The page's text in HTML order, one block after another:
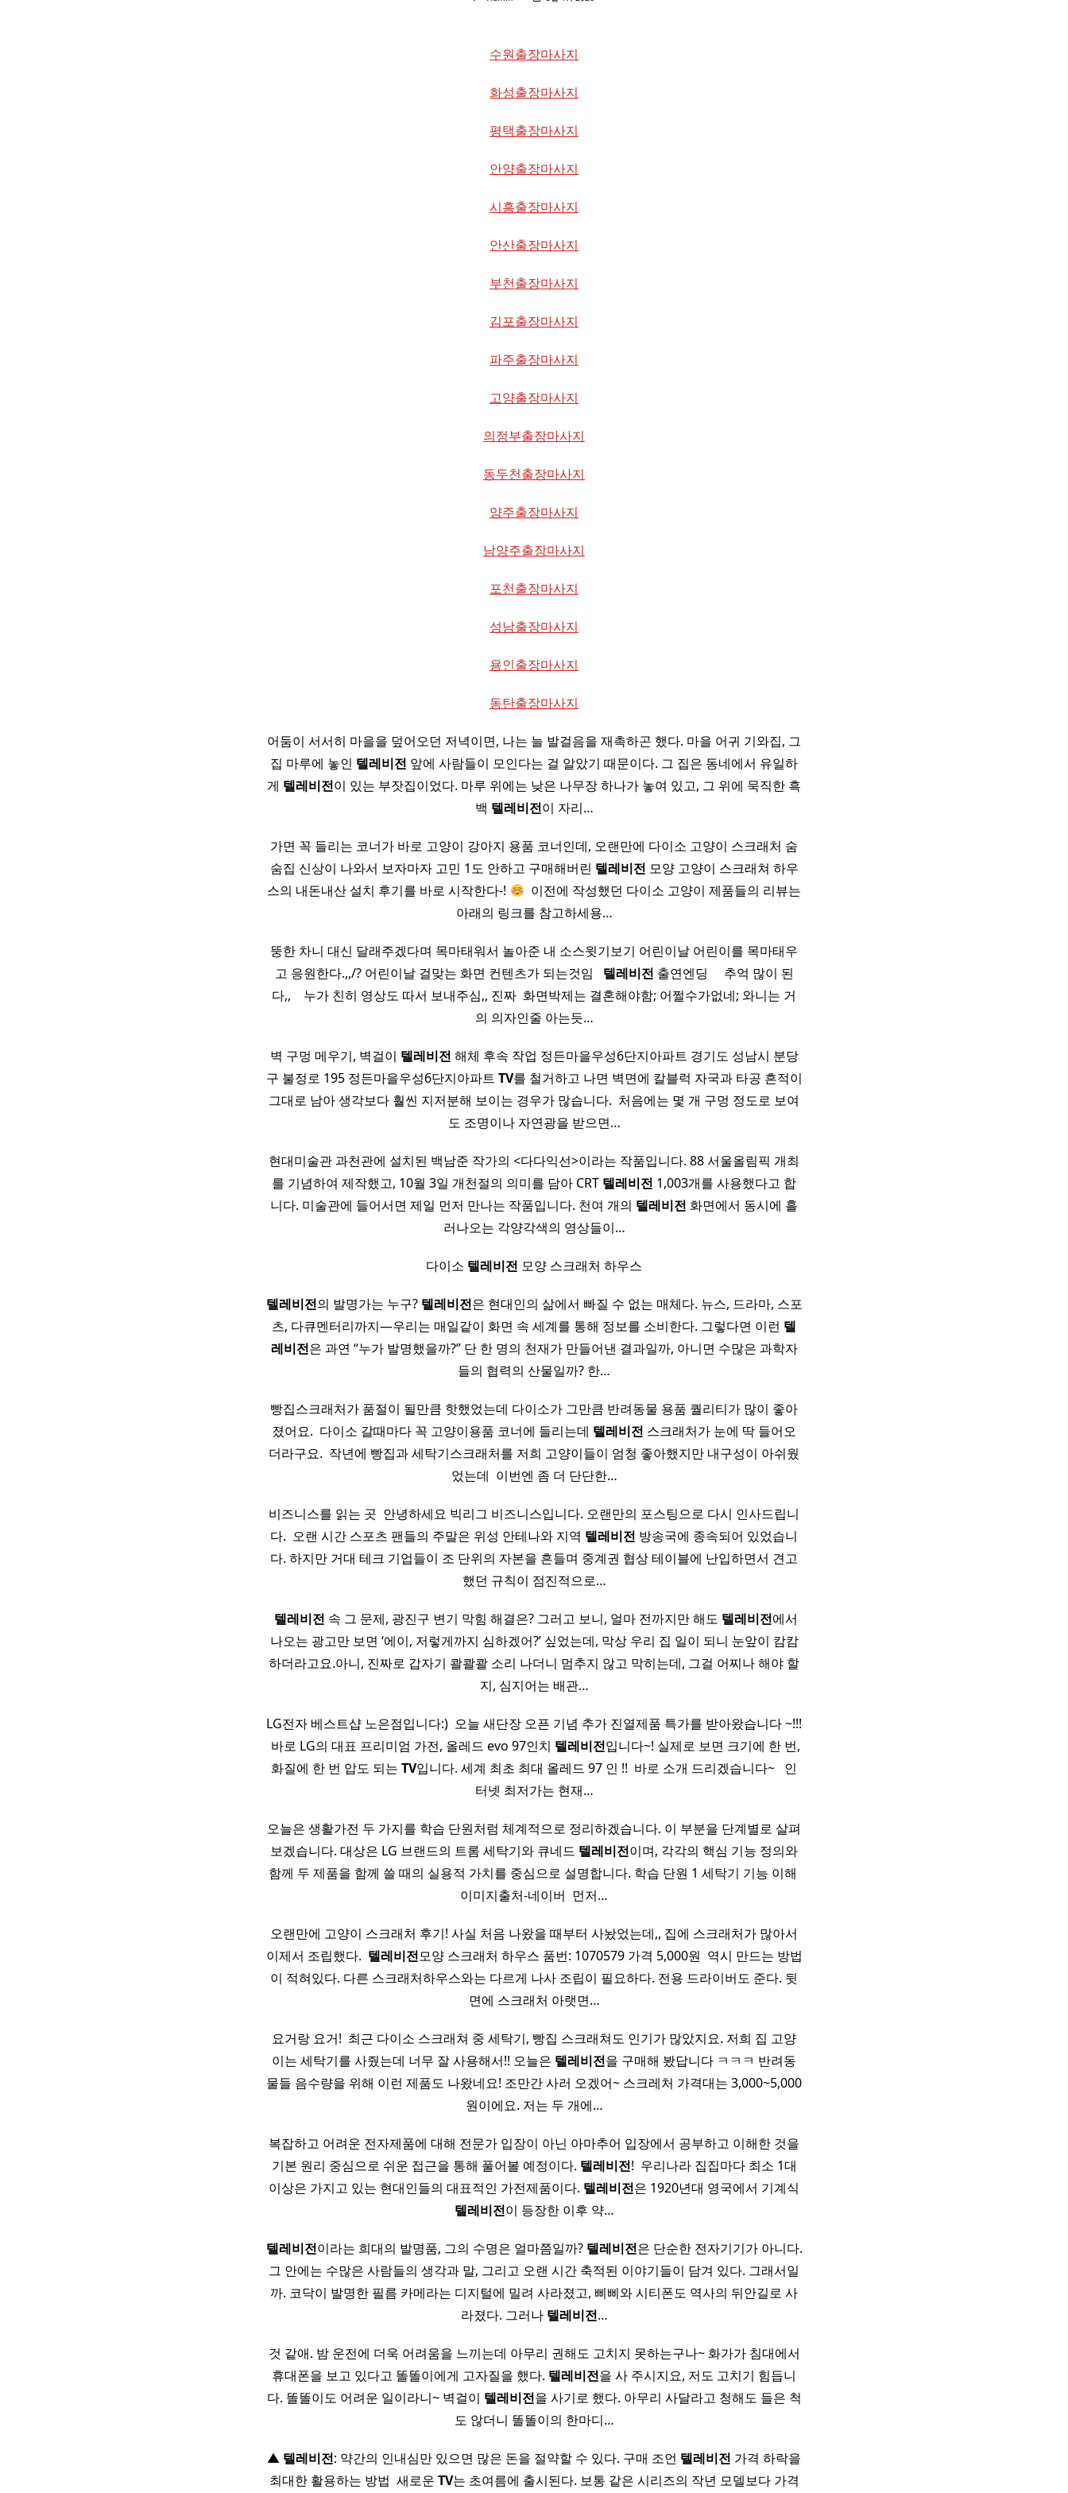
수원출장마사지
화성출장마사지
평택출장마사지
안양출장마사지
시흥출장마사지
안산출장마사지
부천출장마사지
김포출장마사지
파주출장마사지
고양출장마사지
의정부출장마사지
동두천출장마사지
양주출장마사지
남양주출장마사지
포천출장마사지
성남출장마사지
용인출장마사지
동탄출장마사지
어둠이 서서히 마을을 덮어오던 저녁이면, 나는 늘 발걸음을 재촉하곤 했다. 마을 어귀 기와집, 그
집 마루에 놓인 텔레비전 앞에 사람들이 모인다는 걸 알았기 때문이다. 그 집은 동네에서 유일하
게 텔레비전이 있는 부잣집이었다. 마루 위에는 낮은 나무장 하나가 놓여 있고, 그 위에 묵직한 흑
백 텔레비전이 자리…
가면 꼭 들리는 코너가 바로 고양이 강아지 용품 코너인데, 오랜만에 다이소 고양이 스크래처 숨
숨집 신상이 나와서 보자마자 고민 1도 안하고 구매해버린 텔레비전 모양 고양이 스크래쳐 하우
스의 내돈내산 설치 후기를 바로 시작한다-!
​ 이전에 작성했던 다이소 고양이 제품들의 리뷰는
아래의 링크를 참고하세용…
뚱한 차니 대신 달래주겠다며 목마태워서 놀아준 내 소스윗기보기 어린이날 어린이를 목마태우
고 응원한다.,,/? 어린이날 걸맞는 화면 컨텐츠가 되는것임 ​ ​ 텔레비전 출연엔딩 ​ ​ ​ ​ 추억 많이 된
다,, ​ ​ ​ 누가 친히 영상도 따서 보내주심,, 진짜 ​ 화면박제는 결혼해야함; 어쩔수가없네; 와니는 거
의 의자인줄 아는듯…
벽 구멍 메우기, 벽걸이 텔레비전 해체 후속 작업 정든마을우성6단지아파트 경기도 성남시 분당
구 불정로 195 정든마을우성6단지아파트 TV를 철거하고 나면 벽면에 칼블럭 자국과 타공 흔적이
그대로 남아 생각보다 훨씬 지저분해 보이는 경우가 많습니다. ​ 처음에는 몇 개 구멍 정도로 보여
도 조명이나 자연광을 받으면…
현대미술관 과천관에 설치된 백남준 작가의 <다다익선>이라는 작품입니다. 88 서울올림픽 개최
를 기념하여 제작했고, 10월 3일 개천절의 의미를 담아 CRT 텔레비전 1,003개를 사용했다고 합
니다. 미술관에 들어서면 제일 먼저 만나는 작품입니다. 천여 개의 텔레비전 화면에서 동시에 흘
러나오는 각양각색의 영상들이…
다이소 텔레비전 모양 스크래처 하우스
텔레비전의 발명가는 누구? 텔레비전은 현대인의 삶에서 빠질 수 없는 매체다. 뉴스, 드라마, 스포
츠, 다큐멘터리까지—우리는 매일같이 화면 속 세계를 통해 정보를 소비한다. 그렇다면 이런 텔
레비전은 과연 “누가 발명했을까?” 단 한 명의 천재가 만들어낸 결과일까, 아니면 수많은 과학자
들의 협력의 산물일까? 한…
빵집스크래처가 품절이 될만큼 핫했었는데 다이소가 그만큼 반려동물 용품 퀄리티가 많이 좋아
졌어요. ​ 다이소 갈때마다 꼭 고양이용품 코너에 들리는데 텔레비전 스크래처가 눈에 딱 들어오
더라구요. ​ 작년에 빵집과 세탁기스크래처를 저희 고양이들이 엄청 좋아했지만 내구성이 아쉬웠
었는데 ​ 이번엔 좀 더 단단한…
비즈니스를 읽는 곳 ​ 안녕하세요 빅리그 비즈니스입니다. 오랜만의 포스팅으로 다시 인사드립니
다. ​ 오랜 시간 스포츠 팬들의 주말은 위성 안테나와 지역 텔레비전 방송국에 종속되어 있었습니
다. 하지만 거대 테크 기업들이 조 단위의 자본을 흔들며 중계권 협상 테이블에 난입하면서 견고
했던 규칙이 점진적으로…
텔레비전 속 그 문제, 광진구 변기 막힘 해결은?​ 그러고 보니, 얼마 전까지만 해도 텔레비전에서
나오는 광고만 보면 ‘에이, 저렇게까지 심하겠어?’ 싶었는데, 막상 우리 집 일이 되니 눈앞이 캄캄
하더라고요.아니, 진짜로 갑자기 콸콸콸 소리 나더니 멈추지 않고 막히는데, 그걸 어찌나 해야 할
지, 심지어는 배관…
LG전자 베스트샵 노은점입니다:) ​ 오늘 새단장 오픈 기념 추가 진열제품 특가를 받아왔습니다 ~!!!
​ 바로 LG의 대표 프리미엄 가전, 올레드 evo 97인치 텔레비전입니다~! 실제로 보면 크기에 한 번,
화질에 한 번 압도 되는 TV입니다. 세계 최초 최대 올레드 97 인 !! ​ 바로 소개 드리겠습니다~ ​ ​ 인
터넷 최저가는 현재…
오늘은 생활가전 두 가지를 학습 단원처럼 체계적으로 정리하겠습니다. 이 부분을 단계별로 살펴
보겠습니다. 대상은 LG 브랜드의 트롬 세탁기와 큐네드 텔레비전이며, 각각의 핵심 기능 정의와
함께 두 제품을 함께 쓸 때의 실용적 가치를 중심으로 설명합니다. 학습 단원 1 세탁기 기능 이해 ​
이미지출처-네이버 ​ 먼저…
오랜만에 고양이 스크래처 후기! 사실 처음 나왔을 때부터 사놨었는데,, 집에 스크래처가 많아서
이제서 조립했다. ​ 텔레비전모양 스크래처 하우스 품번: 1070579 가격 5,000원 ​ 역시 만드는 방법
이 적혀있다. 다른 스크래처하우스와는 다르게 나사 조립이 필요하다. 전용 드라이버도 준다. 뒷
면에 스크래처 아랫면…
요거랑 요거! ​ 최근 다이소 스크래쳐 중 세탁기, 빵집 스크래쳐도 인기가 많았지요. 저희 집 고양
이는 세탁기를 사줬는데 너무 잘 사용해서!! 오늘은 텔레비전을 구매해 봤답니다 ㅋㅋㅋ 반려동
물들 음수량을 위해 이런 제품도 나왔네요! 조만간 사러 오겠어~ 스크레처 가격대는 3,000~5,000
원이에요. 저는 두 개에…
복잡하고 어려운 전자제품에 대해 전문가 입장이 아닌 아마추어 입장에서 공부하고 이해한 것을
기본 원리 중심으로 쉬운 접근을 통해 풀어볼 예정이다. 텔레비전! ​ 우리나라 집집마다 최소 1대
이상은 가지고 있는 현대인들의 대표적인 가전제품이다. 텔레비전은 1920년대 영국에서 기계식
텔레비전이 등장한 이후 약…
텔레비전이라는 희대의 발명품, 그의 수명은 얼마쯤일까? 텔레비전은 단순한 전자기기가 아니다.
그 안에는 수많은 사람들의 생각과 말, 그리고 오랜 시간 축적된 이야기들이 담겨 있다. 그래서일
까. 코닥이 발명한 필름 카메라는 디지털에 밀려 사라졌고, 삐삐와 시티폰도 역사의 뒤안길로 사
라졌다. 그러나 텔레비전…
것 같애. 밤 운전에 더욱 어려움을 느끼는데 아무리 권해도 고치지 못하는구나~ 화가가 침대에서
휴대폰을 보고 있다고 똘똘이에게 고자질을 했다. 텔레비전을 사 주시지요, 저도 고치기 힘듭니
다. 똘똘이도 어려운 일이라니~ 벽걸이 텔레비전을 사기로 했다. 아무리 사달라고 청해도 들은 척
도 않더니 똘똘이의 한마디…
▲ 텔레비전: 약간의 인내심만 있으면 많은 돈을 절약할 수 있다. 구매 조언 텔레비전 가격 하락을
최대한 활용하는 방법 ​ 새로운 TV는 초여름에 출시된다. 보통 같은 시리즈의 작년 모델보다 가격